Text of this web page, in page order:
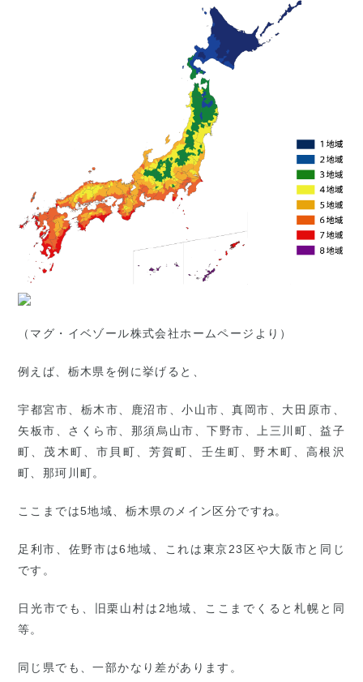
（マグ・イベゾール株式会社ホームページより）
例えば、栃木県を例に挙げると、
宇都宮市、栃木市、鹿沼市、小山市、真岡市、大田原市、
矢板市、さくら市、那須烏山市、下野市、上三川町、益子
町、茂木町、市貝町、芳賀町、壬生町、野木町、高根沢
町、那珂川町。
ここまでは5地域、栃木県のメイン区分ですね。
足利市、佐野市は6地域、これは東京23区や大阪市と同じ
です。
日光市でも、旧栗山村は2地域、ここまでくると札幌と同
等。
同じ県でも、一部かなり差があります。